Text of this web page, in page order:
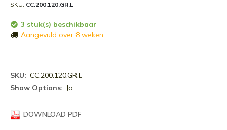
SKU CC.200.120.GR.L
3 stuk(s) beschikbaar
Aangevuld over 8 weken
Meer
informatie
CC.200.120.GR.L
Ja
DOWNLOAD PDF